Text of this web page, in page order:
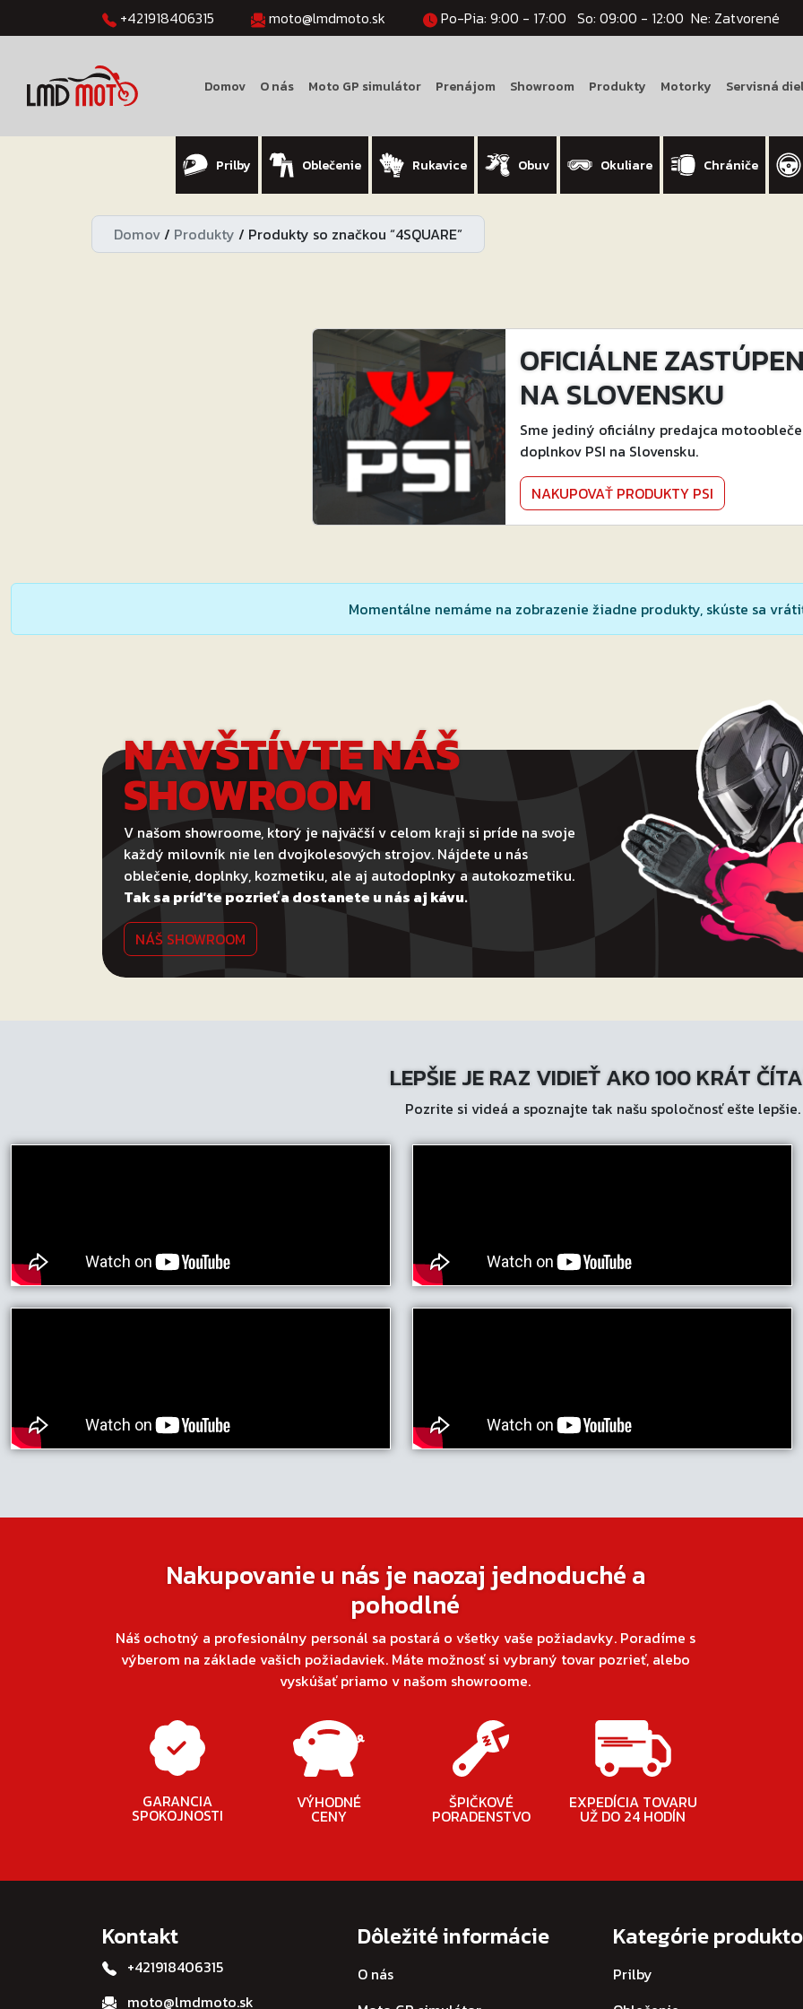
+421918406315 moto@lmdmoto.sk Po-Pia: 9:00 - 17:00 So: 09:00 - 12:00 Ne: Zatvorené
Domov O nás Moto GP simulátor Prenájom Showroom Produkty Motorky Servisná
Prilby Oblečenie Rukavice Obuv Okuliare Chrániče
Domov/ Produkty / Produkty so značkou “4SQUARE”
OFICIÁLNE
NA SLOVENSKU
Sme jediný oficiálny predajca
doplnkov PSI na Slovensku.
NAKUPOVAŤ PRODUKTY PSI
Momentálne nemáme na zobrazenie žiadne produkty, skúste sa
NAVŠTÍVTE NÁŠ
SHOWROOM
V našom showroome, ktorý je najväčší v celom kraji si príde na svoje
každý milovník nie len dvojkolesových strojov. Nájdete u nás
oblečenie, doplnky, kozmetiku, ale aj autodoplnky a autokozmetiku.
Tak sa príďte pozrieť a dostanete u nás aj kávu.
NÁŠ SHOWROOM
LEPŠIE JE RAZ VIDIEŤ AKO 100 KRÁT
Pozrite si videá a spoznajte tak našu spoločnosť ešte lepšie.
Nakupovanie u nás je naozaj jednoduché a
pohodlné
Náš ochotný a profesionálny personál sa postará o všetky vaše požiadavky. Poradíme s
výberom na základe vašich požiadaviek. Máte možnosť si vybraný tovar pozrieť, alebo
vyskúšať priamo v našom showroome.
GARANCIA
SPOKOJNOSTI
VÝHODNÉ
CENY
ŠPIČKOVÉ
PORADENSTVO
EXPEDÍCIA TOVARU
UŽ DO 24 HODÍN
Kontakt
+421918406315
moto@lmdmoto.sk
Dôležité informácie
O nás
Kategórie
Prilby